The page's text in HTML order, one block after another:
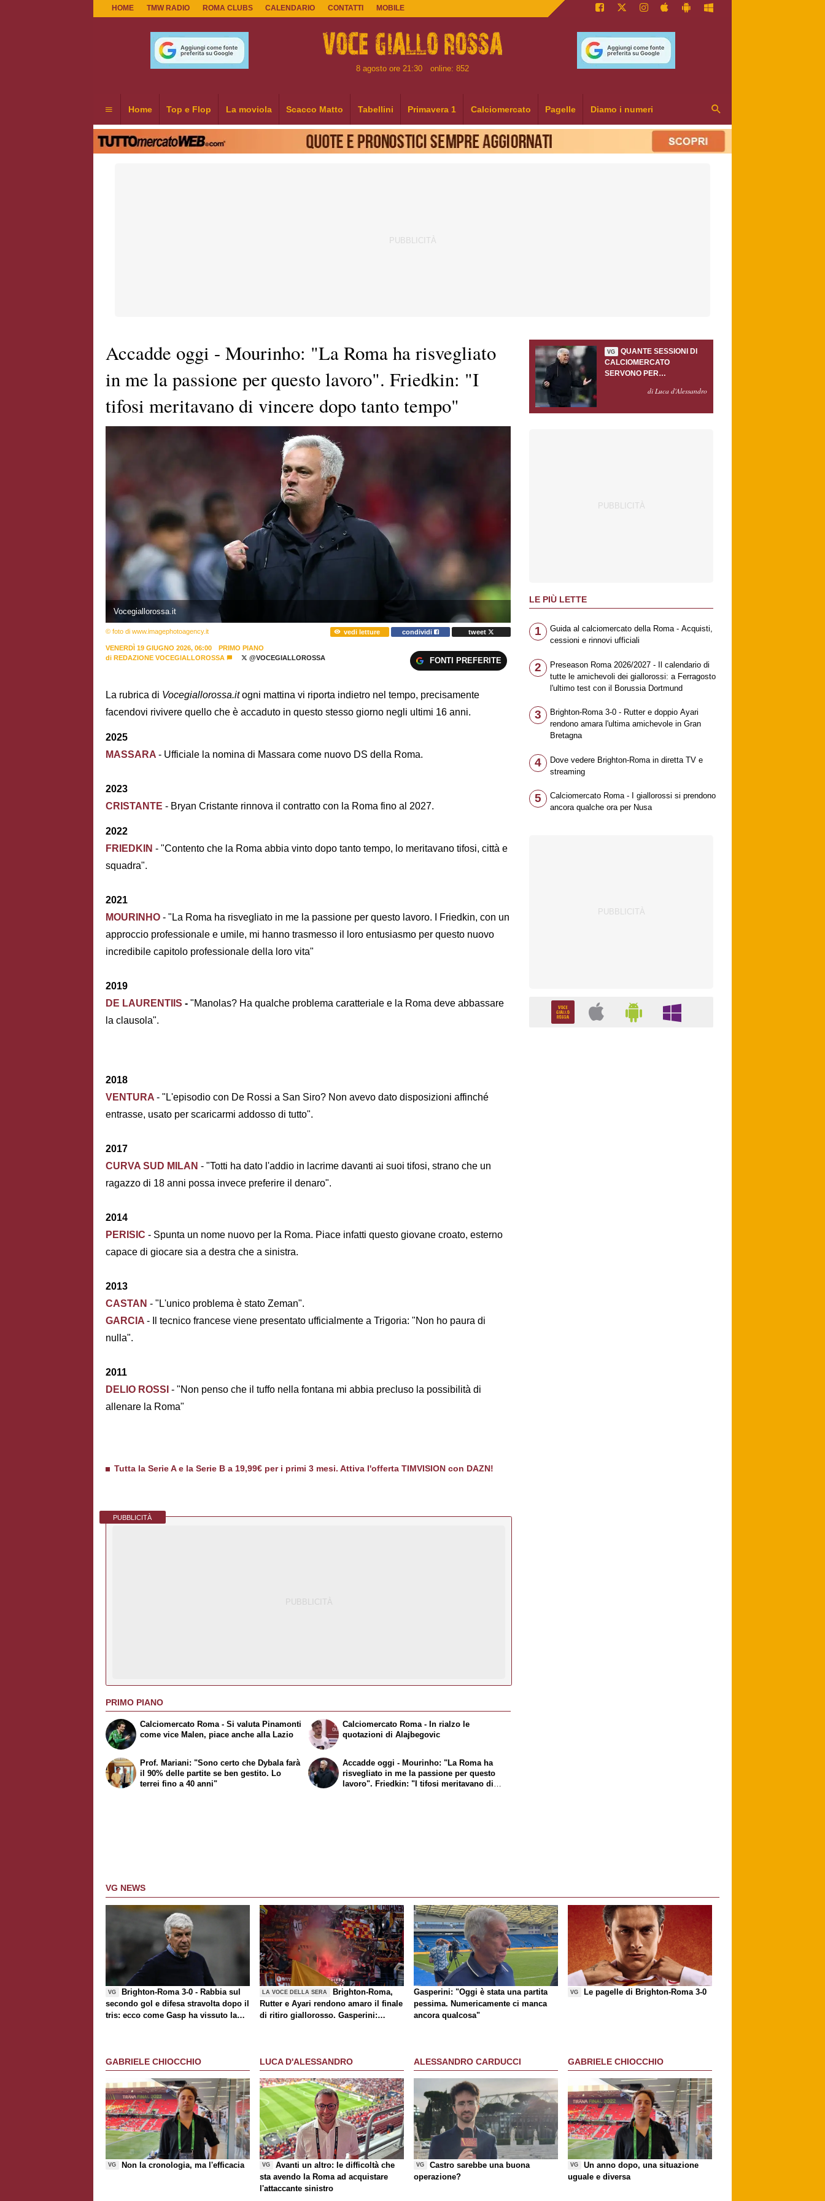
HOME TMW RADIO ROMA CLUBS CALENDARIO CONTATTI MOBILE
8 agosto ore 21:30 online: 852
Home Top e Flop La moviola Scacco Matto Tabellini Primavera 1 Calciomercato Pagelle Diamo i numeri
Accadde oggi - Mourinho: "La Roma ha risvegliato
in me la passione per questo lavoro". Friedkin: "I
tifosi meritavano di vincere dopo tanto tempo"
Vocegiallorossa.it
© foto di www.imagephotoagency.it vedi letture condividi tweet
VENERDÌ 19 GIUGNO 2026, 06:00
PRIMO PIANO
di REDAZIONE VOCEGIALLOROSSA @VOCEGIALLOROSSA FONTI PREFERITE
La rubrica di Vocegiallorossa.itogni mattina vi riporta indietro nel tempo, precisamente
facendovi rivivere quello che è accaduto in questo stesso giorno negli ultimi 16 anni.
2025
MASSARA - Ufficiale la nomina di Massara come nuovo DS della Roma.
2023
CRISTANTE - Bryan Cristante rinnova il contratto con la Roma fino al 2027.
2022
FRIEDKIN - "Contento che la Roma abbia vinto dopo tanto tempo, lo meritavano tifosi, città e
squadra".
2021
MOURINHO - "La Roma ha risvegliato in me la passione per questo lavoro. I Friedkin, con un
approccio professionale e umile, mi hanno trasmesso il loro entusiasmo per questo nuovo
incredibile capitolo professionale della loro vita"
2019
DE LAURENTIIS - "Manolas? Ha qualche problema caratteriale e la Roma deve abbassare
la clausola".
2018
VENTURA - "L'episodio con De Rossi a San Siro? Non avevo dato disposizioni affinché
entrasse, usato per scaricarmi addosso di tutto".
2017
CURVA SUD MILAN - "Totti ha dato l'addio in lacrime davanti ai suoi tifosi, strano che un
ragazzo di 18 anni possa invece preferire il denaro".
2014
PERISIC - Spunta un nome nuovo per la Roma. Piace infatti questo giovane croato, esterno
capace di giocare sia a destra che a sinistra.
2013
CASTAN - "L'unico problema è stato Zeman".
GARCIA - Il tecnico francese viene presentato ufficialmente a Trigoria: "Non ho paura di
nulla".
2011
DELIO ROSSI - "Non penso che il tuffo nella fontana mi abbia precluso la possibilità di
allenare la Roma"
Tutta la Serie A e la Serie B a 19,99€ per i primi 3 mesi. Attiva l'offerta TIMVISION con DAZN!
PUBBLICITÀ
PRIMO PIANO
Calciomercato Roma - Si valuta Pinamonti
come vice Malen, piace anche alla Lazio
Prof. Mariani: "Sono certo che Dybala farà
il 90% delle partite se ben gestito. Lo
terrei fino a 40 anni"
Calciomercato Roma - In rialzo le
quotazioni di Alajbegovic
Accadde oggi - Mourinho: "La Roma ha
risvegliato in me la passione per questo
lavoro". Friedkin: "I tifosi meritavano di
VG
QUANTE SESSIONI DI
CALCIOMERCATO
SERVONO PER
GASPERINI?di Luca d'Alessandro
LE PIÙ LETTE
1
Guida al calciomercato della Roma - Acquisti,
cessioni e rinnovi ufficiali
2
Preseason Roma 2026/2027 - Il calendario di
tutte le amichevoli dei giallorossi: a Ferragosto
l'ultimo test con il Borussia Dortmund
3
Brighton-Roma 3-0 - Rutter e doppio Ayari
rendono amara l'ultima amichevole in Gran
Bretagna
4
Dove vedere Brighton-Roma in diretta TV e
streaming
5
Calciomercato Roma - I giallorossi si prendono
ancora qualche ora per Nusa
VG NEWS
VG
Brighton-Roma 3-0 - Rabbia sul
secondo gol e difesa stravolta dopo il
tris: ecco come Gasp ha vissuto la
LA VOCE DELLA SERA
Brighton-Roma,
Rutter e Ayari rendono amaro il finale
di ritiro giallorosso. Gasperini:
Gasperini: "Oggi è stata una partita
pessima. Numericamente ci manca
ancora qualcosa"
VG Le pagelle di Brighton-Roma 3-0
GABRIELE CHIOCCHIO
VG Non la cronologia, ma l'efficacia
LUCA D'ALESSANDRO
VG
Avanti un altro: le difficoltà che
sta avendo la Roma ad acquistare
l'attaccante sinistro
ALESSANDRO CARDUCCI
VG
Castro sarebbe una buona
operazione?
GABRIELE CHIOCCHIO
VG
Un anno dopo, una situazione
uguale e diversa